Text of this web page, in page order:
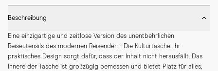
Beschreibung
Eine einzigartige und zeitlose Version des unentbehrlichen
Reiseutensils des modernen Reisenden - Die Kulturtasche. Ihr
praktisches Design sorgt dafür, dass der Inhalt nicht herausfällt. Das
Innere der Tasche ist großzügig bemessen und bietet Platz für alles,